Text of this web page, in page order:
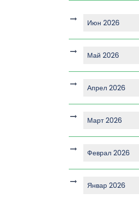
Июн 2026
Май 2026
Апрел 2026
Март 2026
Феврал 2026
Январ 2026